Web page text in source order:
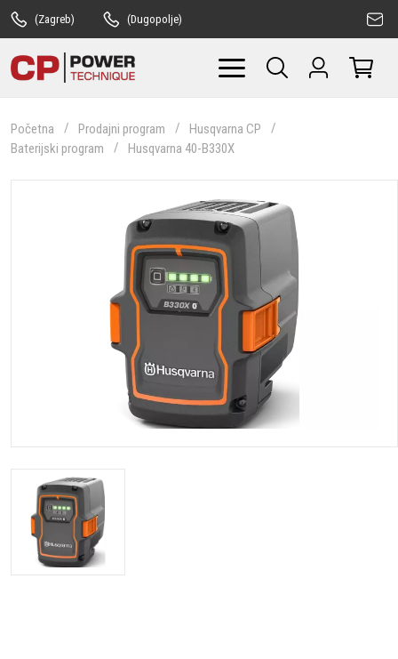
(Zagreb) (Dugopolje)
Početna Prodajni program
Husqvarna CP
Baterijski program
Husqvarna 40-B330X